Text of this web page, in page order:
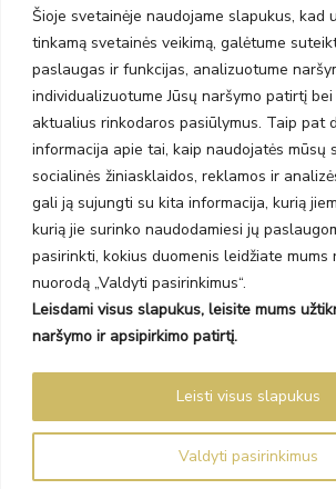
Šioje svetainėje naudojame slapukus, kad
tinkamą svetainės veikimą, galėtume
paslaugas ir funkcijas, analizuotume
individualizuotume Jūsų naršymo patirtį bei
aktualius rinkodaros pasiūlymus. Taip pat
informacija apie tai, kaip naudojatės mūsų
socialinės žiniasklaidos, reklamos ir
gali ją sujungti su kita informacija, kurią
kurią jie surinko naudodamiesi jų
pasirinkti, kokius duomenis leidžiate mums
nuorodą „Valdyti pasirinkimus“.
Leisdami visus slapukus, leisite mums
naršymo ir apsipirkimo patirtį.
Valdyti pasirinkimus
Leisti visus slapukus
Taikos pr. 141
PC BIG 2, Klaipėda
Šilutės pl. 35
PC Banginis, Klaipėda
NAUJIENLAIŠKIS
Prenumeruokite ir gaukite pasiūlymus,
leidimo kolekcijas.
Prenumeruodami sutinkate su Taisyklėmis ir
Auksoklasika.lt © 2026 Visos teisės saugomos